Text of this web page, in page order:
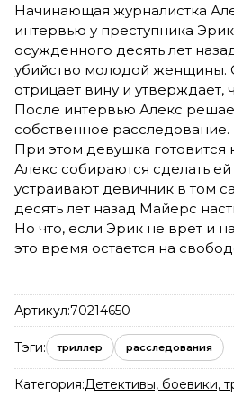
Начинающая журналистка
интервью у преступника
осужденного десять лет
убийство молодой женщины.
отрицает вину и утверждает,
После интервью Алекс
собственное расследование.
При этом девушка готовится
Алекс собираются сделать
устраивают девичник в том
десять лет назад Майерс
Но что, если Эрик не врет и
это время остается на
Артикул:70214650
Тэги: триллер расследования
Категория:Детективы, боевики,